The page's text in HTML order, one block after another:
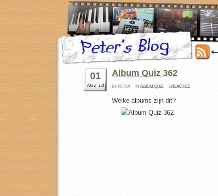
01
Nov, 14
Album Quiz 362
BY PETER IN ALBUM QUIZ 7 REACTIES
Welke albums zijn dit?